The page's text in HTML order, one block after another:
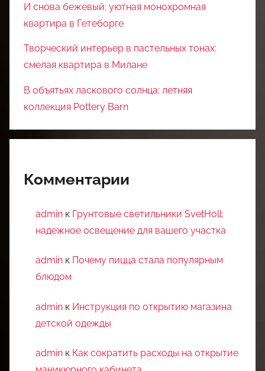
И снова бежевый: уютная монохромная
квартира в Гетеборге
Творческий интерьер в пастельных тонах:
смелая квартира в Милане
В объятьях ласкового солнца: летняя
коллекция Pottery Barn
Комментарии
admin к Грунтовые светильники SvetHoll:
надежное освещение для вашего участка
admin к Почему пицца стала популярным
блюдом
admin к Инструкция по открытию магазина
детской одежды
admin к Как сократить расходы на открытие